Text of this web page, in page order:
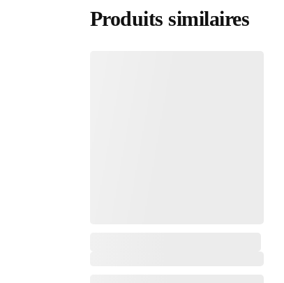
Produits similaires